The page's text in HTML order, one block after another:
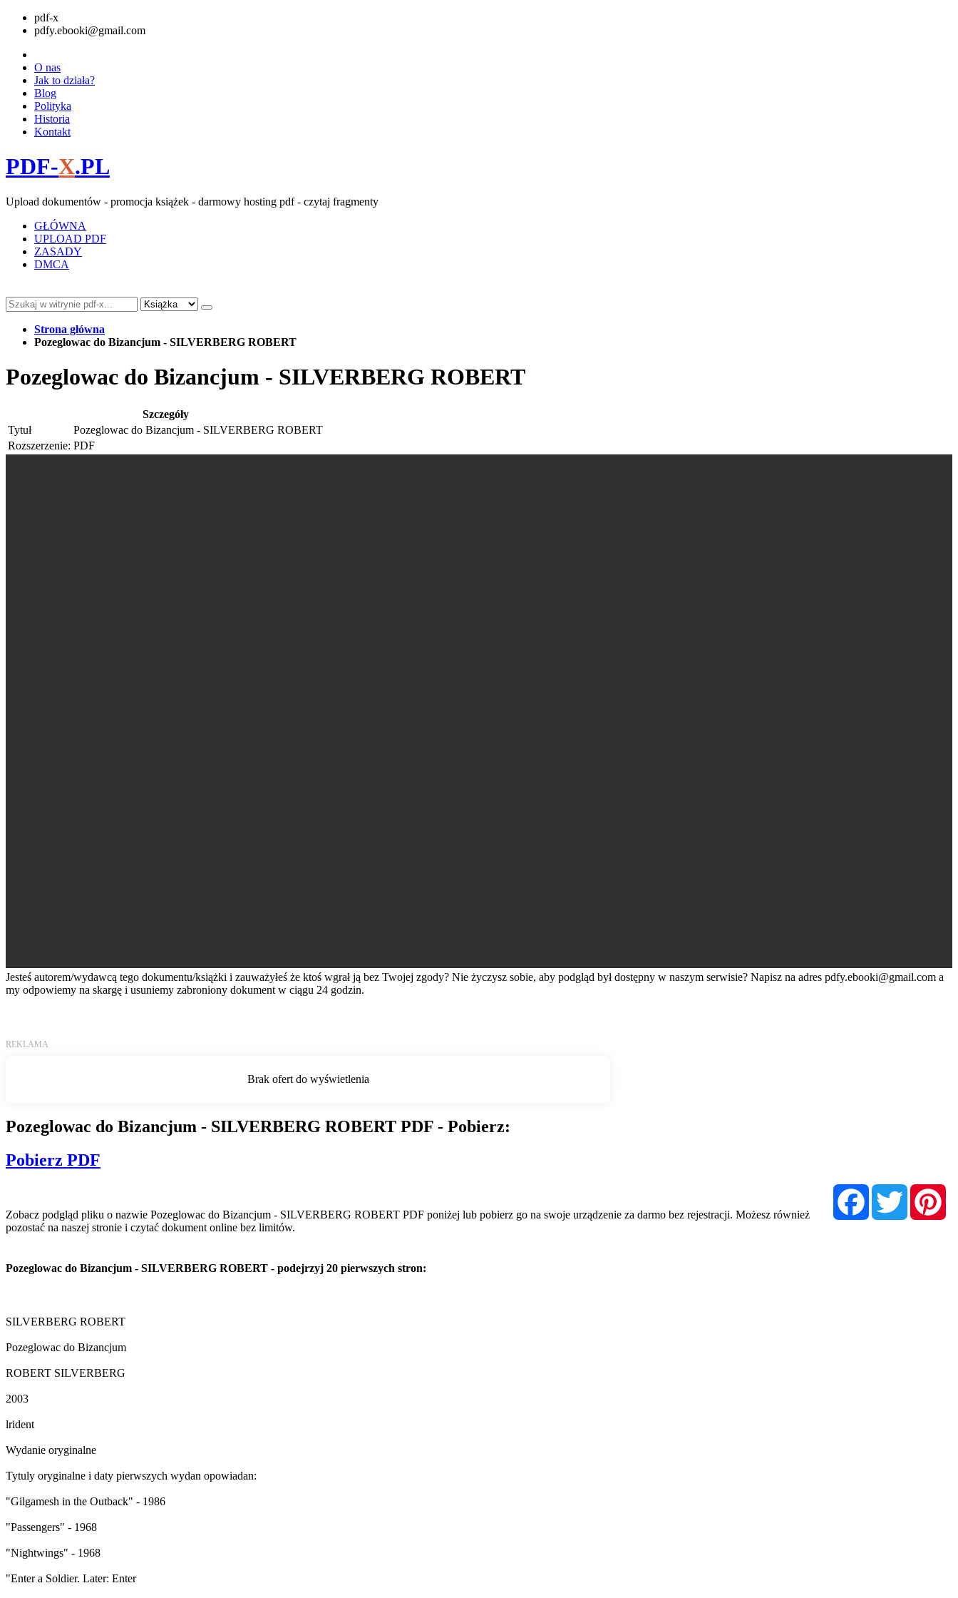
pdf-x
pdfy.ebooki@gmail.com
O nas
Jak to działa?
Blog
Polityka
Historia
Kontakt
PDF-X.PL
Upload dokumentów - promocja książek - darmowy hosting pdf - czytaj fragmenty
GŁÓWNA
UPLOAD PDF
ZASADY
DMCA
Strona główna
Pozeglowac do Bizancjum - SILVERBERG ROBERT
Pozeglowac do Bizancjum - SILVERBERG ROBERT
Szczegóły
Tytuł
Pozeglowac do Bizancjum - SILVERBERG ROBERT
Rozszerzenie: PDF
Jesteś autorem/wydawcą tego dokumentu/książki i zauważyłeś że ktoś wgrał ją bez Twojej zgody? Nie życzysz sobie, aby podgląd był dostępny w naszym serwisie? Napisz na adres pdfy.ebooki@gmail.com a
my odpowiemy na skargę i usuniemy zabroniony dokument w ciągu 24 godzin.
Pozeglowac do Bizancjum - SILVERBERG ROBERT PDF - Pobierz:
Pobierz PDF
FacebookTwitter
Zobacz podgląd pliku o nazwie Pozeglowac do Bizancjum - SILVERBERG ROBERT PDF poniżej lub pobierz go na swoje urządzenie za darmo bez rejestracji. Możesz również
pozostać na naszej stronie i czytać dokument online bez limitów.
Pozeglowac do Bizancjum - SILVERBERG ROBERT - podejrzyj 20 pierwszych stron:
SILVERBERG ROBERT
Pozeglowac do Bizancjum
ROBERT SILVERBERG
2003
lrident
Wydanie oryginalne
Tytuly oryginalne i daty pierwszych wydan opowiadan:
"Gilgamesh in the Outback" - 1986
"Passengers" - 1968
"Nightwings" - 1968
"Enter a Soldier. Later: Enter